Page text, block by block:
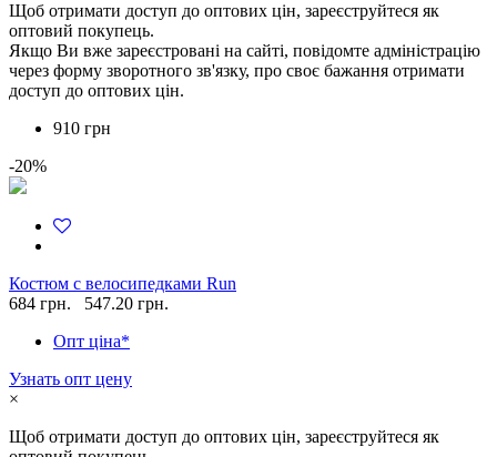
Щоб отримати доступ до оптових цін, зареєструйтеся як
оптовий покупець.
Якщо Ви вже зареєстровані на сайті, повідомте адміністрацію
через форму зворотного зв'язку, про своє бажання отримати
доступ до оптових цін.
910 грн
-20%
Костюм c велосипедками Run
684 грн.
547.20 грн.
Опт ціна*
Узнать опт цену
×
Щоб отримати доступ до оптових цін, зареєструйтеся як